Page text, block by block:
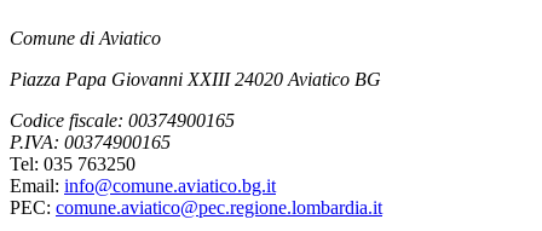
Comune di Aviatico
Piazza Papa Giovanni XXIII 24020 Aviatico BG
Codice fiscale: 00374900165
P.IVA: 00374900165
Tel: 035 763250
Email: info@comune.aviatico.bg.it
PEC: comune.aviatico@pec.regione.lombardia.it